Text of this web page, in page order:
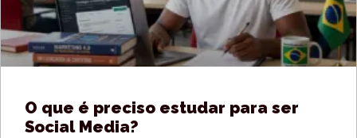
O que é preciso estudar para ser
Social Media?